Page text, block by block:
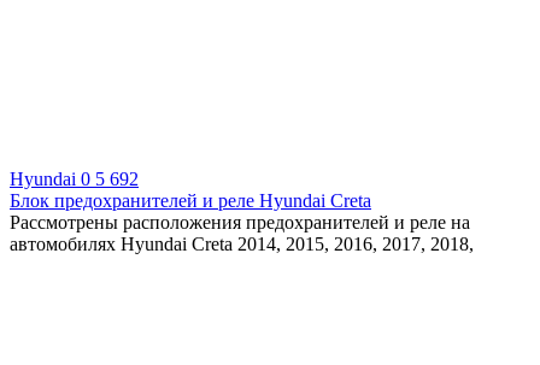
Hyundai 0 5 692
Блок предохранителей и реле Hyundai Creta
Рассмотрены расположения предохранителей и реле на
автомобилях Hyundai Creta 2014, 2015, 2016, 2017, 2018,